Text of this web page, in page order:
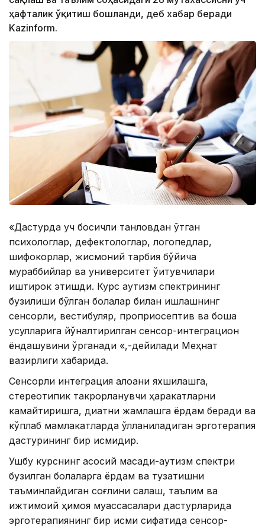
ҳафталик ўқитиш бошланди, деб хабар беради
Kazinform.
«Дастурда уч босқичли танловдан ўтган
психологлар, дефектологлар, логопедлар,
шифокорлар, жисмоний тарбия бўйича
мураббийлар ва университет ўқитувчилари
иштирок этишди. Курс аутизм спектрининг
бузилиши бўлган болалар билан ишлашнинг
сенсорли, вестибуляр, проприосептив ва бошқа
усулларига йўналтирилган сенсор-интеграцион
ёндашувини ўрганади «,-дейилади Меҳнат
вазирлиги хабарида.
Сенсорли интеграция алоқани яхшилашга,
стереотипик такрорланувчи ҳаракатларни
камайтиришга, диққатни жамлашга ёрдам беради ва
кўплаб мамлакатларда қўлланиладиган эрготерапия
дастурининг бир қисмидир.
Ушбу курснинг асосий мақсади-аутизм спектри
бузилган болаларга ёрдам ва тузатишни
таъминлайдиган соғлиқни сақлаш, таълим ва
ижтимоий ҳимоя муассасалари дастурларида
эрготерапиянинг бир қисми сифатида сенсор-